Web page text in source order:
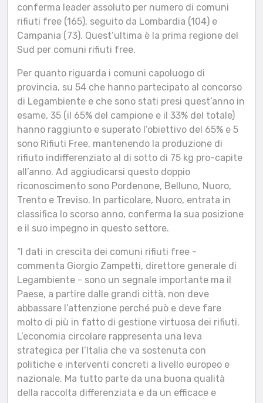
conferma leader assoluto per numero di comuni
rifiuti free (165), seguito da Lombardia (104) e
Campania (73). Quest’ultima è la prima regione del
Sud per comuni rifiuti free.
Per quanto riguarda i comuni capoluogo di
provincia, su 54 che hanno partecipato al concorso
di Legambiente e che sono stati presi quest’anno in
esame, 35 (il 65% del campione e il 33% del totale)
hanno raggiunto e superato l’obiettivo del 65% e 5
sono Rifiuti Free, mantenendo la produzione di
rifiuto indifferenziato al di sotto di 75 kg pro-capite
all’anno. Ad aggiudicarsi questo doppio
riconoscimento sono Pordenone, Belluno, Nuoro,
Trento e Treviso. In particolare, Nuoro, entrata in
classifica lo scorso anno, conferma la sua posizione
e il suo impegno in questo settore.
“I dati in crescita dei comuni rifiuti free -
commenta Giorgio Zampetti, direttore generale di
Legambiente - sono un segnale importante ma il
Paese, a partire dalle grandi città, non deve
abbassare l’attenzione perché può e deve fare
molto di più in fatto di gestione virtuosa dei rifiuti.
L’economia circolare rappresenta una leva
strategica per l’Italia che va sostenuta con
politiche e interventi concreti a livello europeo e
nazionale. Ma tutto parte da una buona qualità
della raccolta differenziata e da un efficace e